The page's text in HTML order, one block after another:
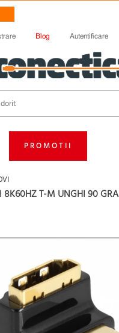
Blog Autentificare
PROMOTII
8K60HZ T-M UNGHI 90